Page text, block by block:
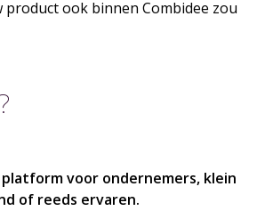
product ook binnen Combidee zou
platform voor ondernemers, klein
of reeds ervaren.